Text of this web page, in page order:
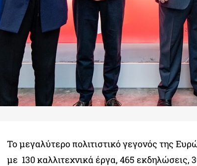
To μεγαλύτερο πολιτιστικό γεγονός της
με 130 καλλιτεχνικά έργα, 465 εκδηλώσεις,